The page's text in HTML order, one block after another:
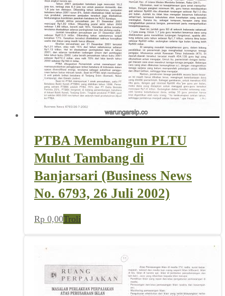
PTBA Membangun PLTU
Mulut Tambang di
Banjarsari (Business News
No. 6793, 26 Juli 2002)
Rp 0,00Troli